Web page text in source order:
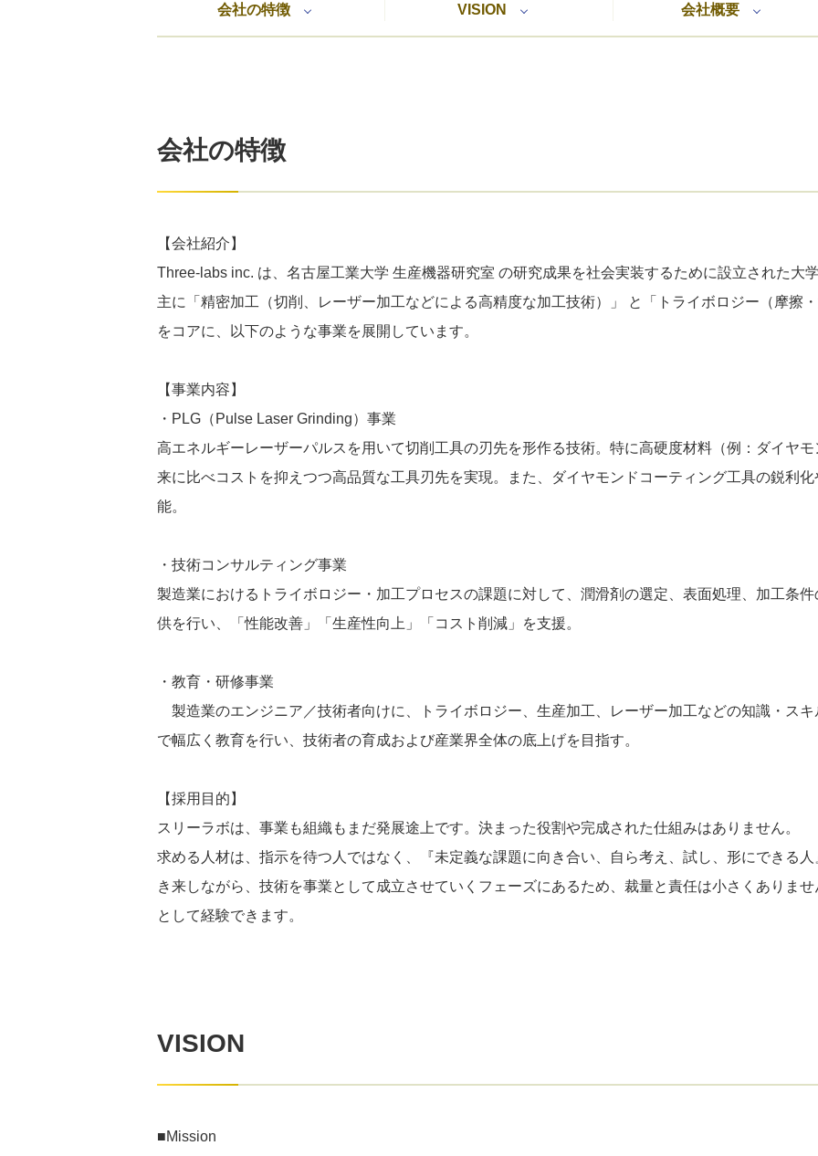
会社の特徴 VISION 会社概要
会社の特徴
【会社紹介】
Three‑labs inc. は、名古屋工業大学 生産機器研究室 の研究成果を社会実装するために設立された大
主に「精密加工（切削、レーザー加工などによる高精度な加工技術）」 と「トライボロジー（摩擦
をコアに、以下のような事業を展開しています。
【事業内容】
・PLG（Pulse Laser Grinding）事業
高エネルギーレーザーパルスを用いて切削工具の刃先を形作る技術。特に高硬度材料（例：ダイヤ
来に比べコストを抑えつつ高品質な工具刃先を実現。また、ダイヤモンドコーティング工具の鋭利
能。
・技術コンサルティング事業
製造業におけるトライボロジー・加工プロセスの課題に対して、潤滑剤の選定、表面処理、加工条
供を行い、「性能改善」「生産性向上」「コスト削減」を支援。
・教育・研修事業
製造業のエンジニア／技術者向けに、トライボロジー、生産加工、レーザー加工などの知識・ス
で幅広く教育を行い、技術者の育成および産業界全体の底上げを目指す。
【採用目的】
スリーラボは、事業も組織もまだ発展途上です。決まった役割や完成された仕組みはありません。
求める人材は、指示を待つ人ではなく、『未定義な課題に向き合い、自ら考え、試し、形にできる
き来しながら、技術を事業として成立させていくフェーズにあるため、裁量と責任は小さくありま
として経験できます。
VISION
■Mission